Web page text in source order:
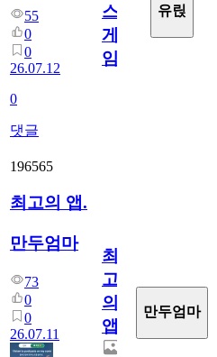
55
0
0
26.07.12
0
댓글
스
게
임?
유릱
196565
최고의 앱.
만두엄마
73
0
0
26.07.11
최
고
의
앱.
만두엄마